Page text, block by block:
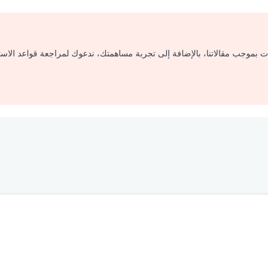
بموجب مقالاتنا، بالإضافة إلى تجربة مساهمتك، ندعوك لمراجعة قواعد